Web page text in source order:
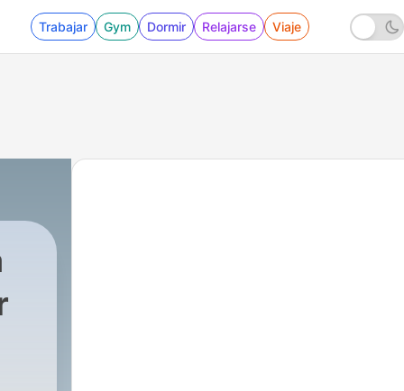
Trabajar Gym Dormir Relajarse Viaje